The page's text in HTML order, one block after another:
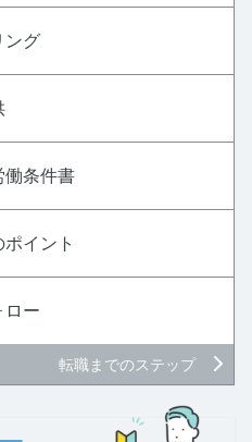
ング
働条件書
イント
ロー
転職までのステップ